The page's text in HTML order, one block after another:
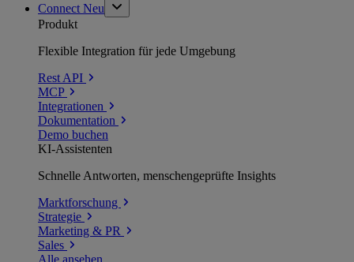
Connect Neu
Produkt
Flexible Integration für jede Umgebung
Rest API
MCP
Integrationen
Dokumentation
Demo buchen
KI-Assistenten
Schnelle Antworten, menschengeprüfte Insights
Marktforschung
Strategie
Marketing & PR
Sales
Alle ansehen